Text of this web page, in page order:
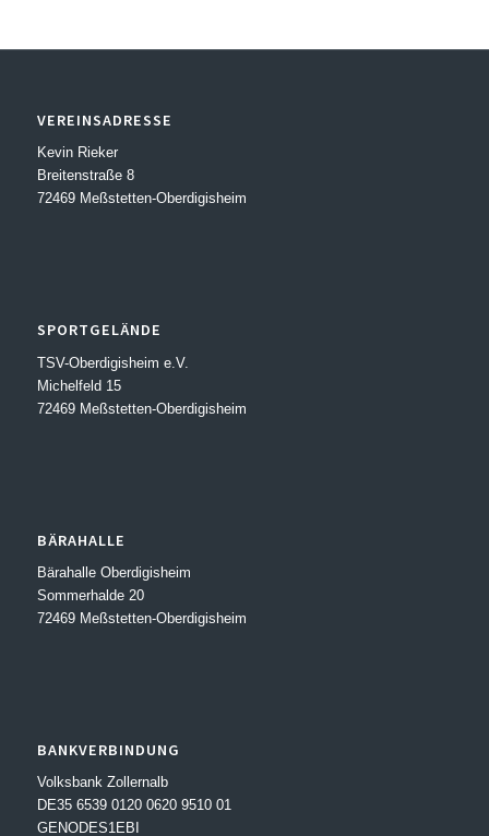
VEREINSADRESSE
Kevin Rieker
Breitenstraße 8
72469 Meßstetten-Oberdigisheim
SPORTGELÄNDE
TSV-Oberdigisheim e.V.
Michelfeld 15
72469 Meßstetten-Oberdigisheim
BÄRAHALLE
Bärahalle Oberdigisheim
Sommerhalde 20
72469 Meßstetten-Oberdigisheim
BANKVERBINDUNG
Volksbank Zollernalb
DE35 6539 0120 0620 9510 01
GENODES1EBI